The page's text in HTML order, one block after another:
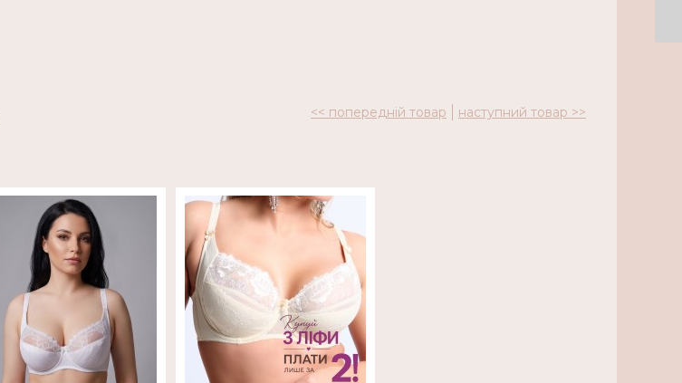
<< попередній товар наступний товар >>